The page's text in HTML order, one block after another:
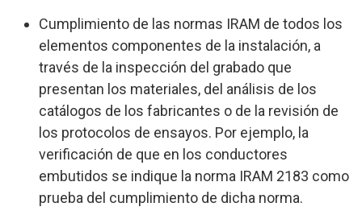
Cumplimiento de las normas IRAM de todos los
elementos componentes de la instalación, a
través de la inspección del grabado que
presentan los materiales, del análisis de los
catálogos de los fabricantes o de la revisión de
los protocolos de ensayos. Por ejemplo, la
verificación de que en los conductores
embutidos se indique la norma IRAM 2183 como
prueba del cumplimiento de dicha norma.